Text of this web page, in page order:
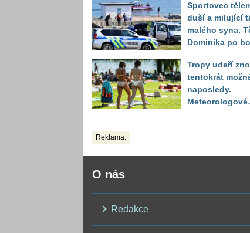
Sportovec
duší a milující
malého syna.
Dominika po
až druhý den
Tropy udeří
tentokrát
naposledy.
Meteorologové
Reklama:
O nás
Redakce